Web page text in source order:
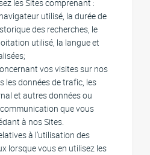
les Sites comprenant :
navigateur utilisé, la durée de
des recherches, le
utilisé, la langue et
vos visites sur nos
les données de trafic, les
et autres données ou
que vous
à nos Sites.
à l’utilisation des
lorsque vous en utilisez les